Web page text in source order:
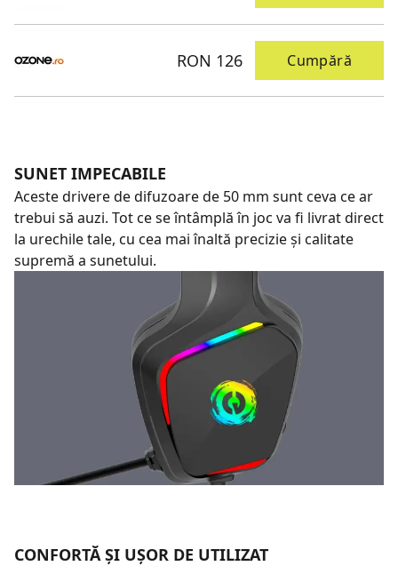
RON 126 Cumpără
SUNET IMPECABILE
Aceste drivere de difuzoare de 50 mm sunt ceva ce ar
trebui să auzi. Tot ce se întâmplă în joc va fi livrat direct
la urechile tale, cu cea mai înaltă precizie și calitate
supremă a sunetului.
CONFORTĂ ŞI UŞOR DE UTILIZAT